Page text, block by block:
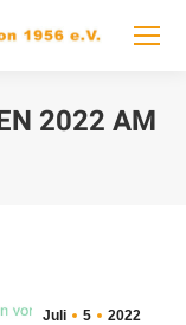
2022 AM 0
Juli 5 2022